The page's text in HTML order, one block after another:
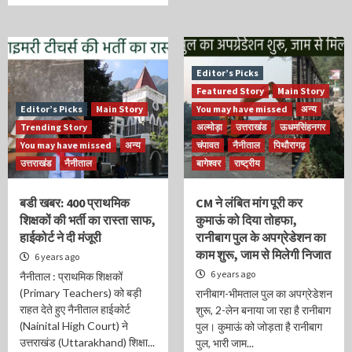
Editor’s Picks
Main Story
Trending Story
You may have missed
अन्य
उत्तराखंड
नैनीताल
बडी खबर: 400 प्राथमिक
शिक्षकों की भर्ती का रास्ता साफ,
हाईकोर्ट ने दी मंजूरी
6 years ago
नैनीताल : प्राथमिक शिक्षकों
(Primary Teachers) को बड़ी
राहत देते हुए नैनीताल हाईकोर्ट
(Nainital High Court) ने
उत्तराखंड (Uttarakhand) शिक्षा...
Editor’s Picks
Featured Story
Main Story
You may have missed
अन्य
अल्मोड़ा
उत्तराखंड
ऊधमसिंहनगर
चंपावत
नैनीताल
पिथौरागढ़
बागेश्वर
राष्ट्रीय
CM ने लंबित मांग पूरी कर
कुमाऊं को दिया तोहफा,
रानीबाग पुल के अपग्रेडेशन का
काम शुरू, जाम से मिलेगी निजात
6 years ago
रानीबाग-भीमताल पुल का अपग्रेडेशन
शुरू, 2-लेन बनाया जा रहा है रानीबाग
पुल। कुमाऊं को जोड़ता है रानीबाग
पुल, भारी जाम...